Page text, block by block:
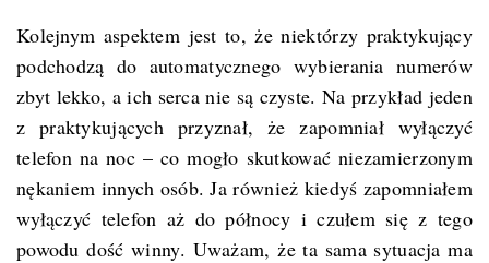
Kolejnym aspektem jest to, że niektórzy praktykujący
podchodzą do automatycznego wybierania numerów
zbyt lekko, a ich serca nie są czyste. Na przykład jeden
z praktykujących przyznał, że zapomniał wyłączyć
telefon na noc – co mogło skutkować niezamierzonym
nękaniem innych osób. Ja również kiedyś zapomniałem
wyłączyć telefon aż do północy i czułem się z tego
powodu dość winny. Uważam, że ta sama sytuacja ma